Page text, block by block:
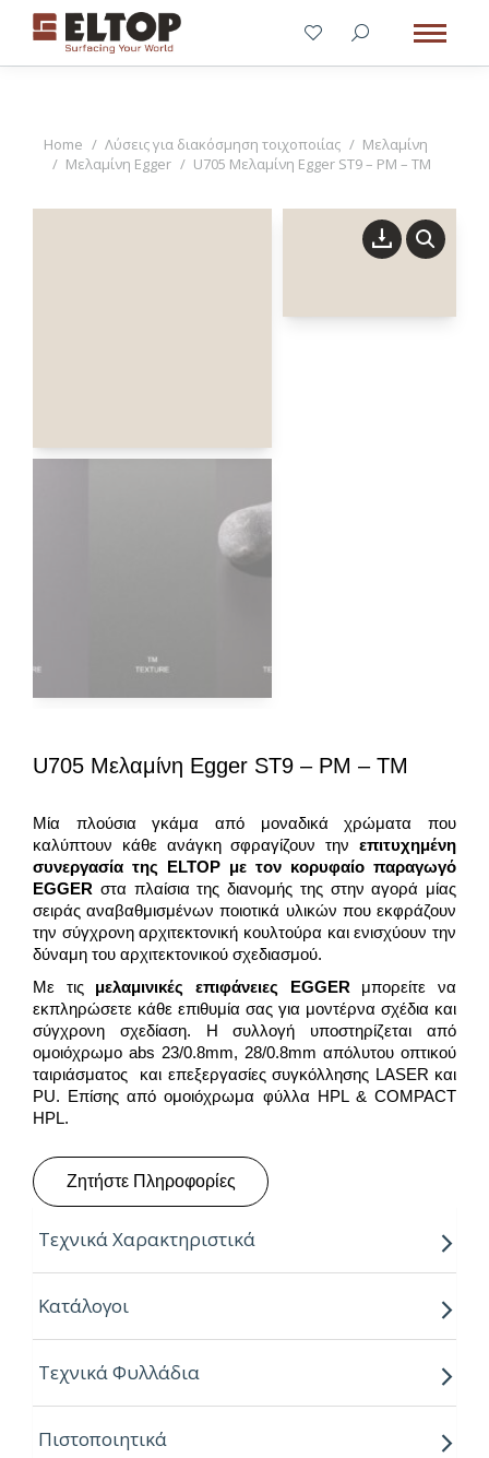
You are here:
Home Λύσεις για διακόσμηση τοιχοποιίας
Μελαμίνη
Μελαμίνη Egger
U705 Μελαμίνη Egger ST9 – PM – TM
U705 Μελαμίνη Egger ST9 – PM – TM
Μία πλούσια γκάμα από μοναδικά χρώματα που
καλύπτουν κάθε ανάγκη σφραγίζουν την επιτυχημένη
συνεργασία της ELTOP με τον κορυφαίο παραγωγό
EGGER στα πλαίσια της διανομής της στην αγορά μίας
σειράς αναβαθμισμένων ποιοτικά υλικών που εκφράζουν
την σύγχρονη αρχιτεκτονική κουλτούρα και ενισχύουν την
δύναμη του αρχιτεκτονικού σχεδιασμού.
Με τις μελαμινικές επιφάνειες EGGER μπορείτε να
εκπληρώσετε κάθε επιθυμία σας για μοντέρνα σχέδια και
σύγχρονη σχεδίαση. Η συλλογή υποστηρίζεται από
ομοιόχρωμο abs 23/0.8mm, 28/0.8mm απόλυτου οπτικού
ταιριάσματος και επεξεργασίες συγκόλλησης LASER και
PU. Επίσης από ομοιόχρωμα φύλλα HPL & COMPACT
HPL.
Ζητήστε Πληροφορίες
Τεχνικά Χαρακτηριστικά
Παραγόμενο μήκος:
Παραγόμενο πλάτος:2.07m
Πάχος: 18mm
Κατάλογοι
Τεχνικά Φυλλάδια
Πιστοποιητικά